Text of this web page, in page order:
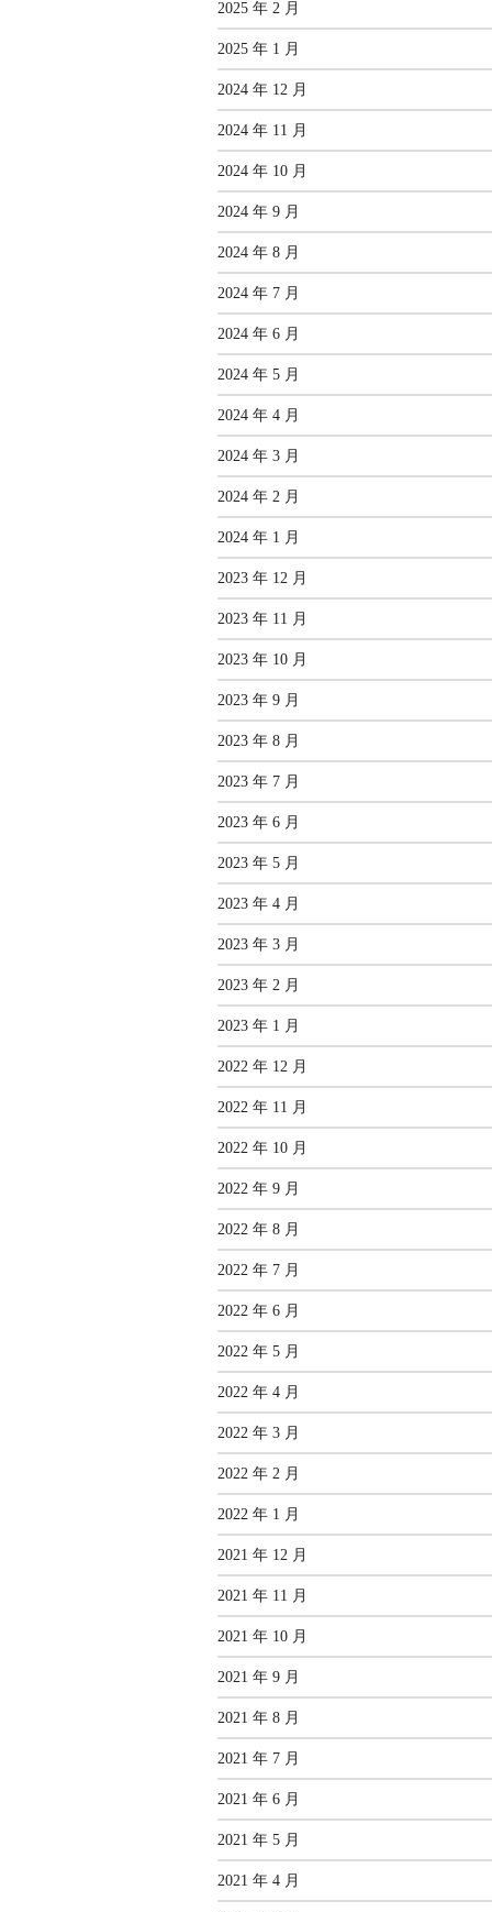
2025 年 2 月
2025 年 1 月
2024 年 12 月
2024 年 11 月
2024 年 10 月
2024 年 9 月
2024 年 8 月
2024 年 7 月
2024 年 6 月
2024 年 5 月
2024 年 4 月
2024 年 3 月
2024 年 2 月
2024 年 1 月
2023 年 12 月
2023 年 11 月
2023 年 10 月
2023 年 9 月
2023 年 8 月
2023 年 7 月
2023 年 6 月
2023 年 5 月
2023 年 4 月
2023 年 3 月
2023 年 2 月
2023 年 1 月
2022 年 12 月
2022 年 11 月
2022 年 10 月
2022 年 9 月
2022 年 8 月
2022 年 7 月
2022 年 6 月
2022 年 5 月
2022 年 4 月
2022 年 3 月
2022 年 2 月
2022 年 1 月
2021 年 12 月
2021 年 11 月
2021 年 10 月
2021 年 9 月
2021 年 8 月
2021 年 7 月
2021 年 6 月
2021 年 5 月
2021 年 4 月